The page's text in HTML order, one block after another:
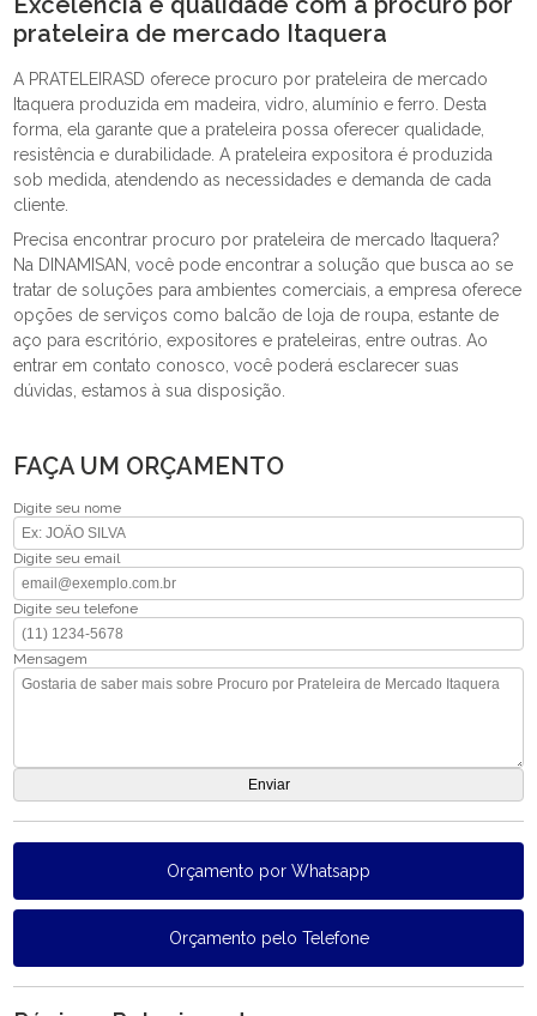
prateleira de mercado Itaquera
A PRATELEIRASD oferece procuro por prateleira de mercado
Itaquera produzida em madeira, vidro, alumínio e ferro. Desta
forma, ela garante que a prateleira possa oferecer qualidade,
resistência e durabilidade. A prateleira expositora é produzida
sob medida, atendendo as necessidades e demanda de cada
cliente.
Precisa encontrar procuro por prateleira de mercado Itaquera?
Na DINAMISAN, você pode encontrar a solução que busca ao se
tratar de soluções para ambientes comerciais, a empresa oferece
opções de serviços como balcão de loja de roupa, estante de
aço para escritório, expositores e prateleiras, entre outras. Ao
entrar em contato conosco, você poderá esclarecer suas
dúvidas, estamos à sua disposição.
FAÇA UM ORÇAMENTO
Digite seu nome
Digite seu email
Digite seu telefone
Mensagem
Orçamento por Whatsapp
Orçamento pelo Telefone